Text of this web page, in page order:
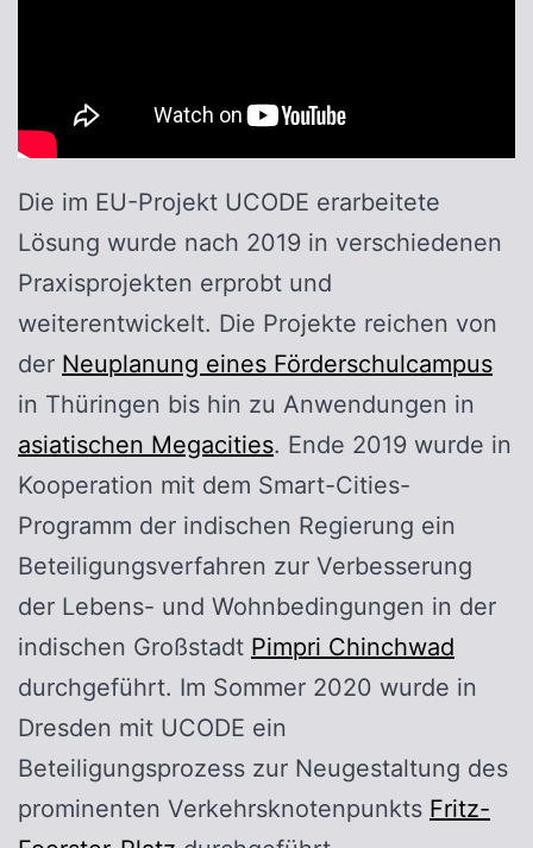
Die im EU-Projekt UCODE erarbeitete
Lösung wurde nach 2019 in verschiedenen
Praxisprojekten erprobt und
weiterentwickelt. Die Projekte reichen von
der Neuplanung eines Förderschulcampus
in Thüringen bis hin zu Anwendungen in
asiatischen Megacities. Ende 2019 wurde in
Kooperation mit dem Smart-Cities-
Programm der indischen Regierung ein
Beteiligungsverfahren zur Verbesserung
der Lebens- und Wohnbedingungen in der
indischen Großstadt Pimpri Chinchwad
durchgeführt. Im Sommer 2020 wurde in
Dresden mit UCODE ein
Beteiligungsprozess zur Neugestaltung des
prominenten Verkehrsknotenpunkts Fritz-